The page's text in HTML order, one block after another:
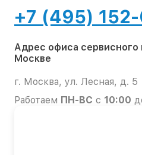
+7 (495)
Адрес офиса сервисного
Москве
г. Москва, ул. Лесная, д. 5
Работаем ПН-ВС с 10:00